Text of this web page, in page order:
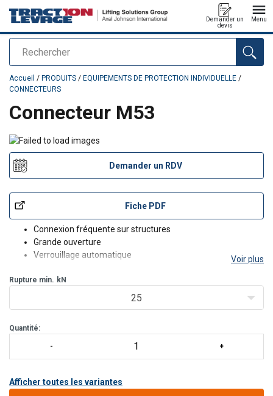
Rechercher
Demander un
devis
Menu
Ajouté au panier
Accueil / PRODUITS / EQUIPEMENTS DE PROTECTION INDIVIDUELLE /
CONNECTEURS
Connecteur M53
Demander un RDV
Fiche PDF
Connexion fréquente sur structures
Grande ouverture
Verrouillage automatique
Ouverture 53 mm
Résistance à la rupture 25 kN
Voir plus
Rupture min. kN
25
Quantité:
Afficher toutes les variantes